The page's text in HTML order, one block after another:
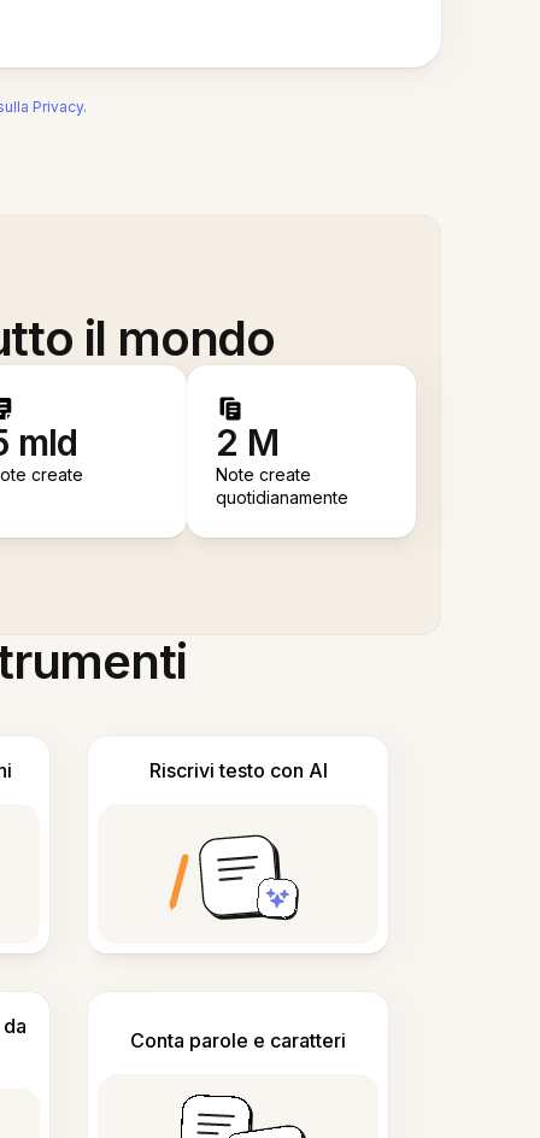
Privacy.
il mondo
mld
create
2 M
Note create
quotidianamente
Riscrivi testo con AI
Conta parole e caratteri